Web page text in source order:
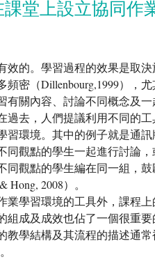
堂上設立協同作
效的。學習過程的效果是取
頻密（Dillenbourg,1999），
有關內容、討論不同概念及
過去，人們提議利用不同的
習環境。其中的例子就是通
同觀點的學生一起進行討論
同觀點的學生編在同一組，
Hong, 2008）。
業學習環境的工具外，課程
組成及成效也佔了一個很重要
教學結構及其流程的描述通